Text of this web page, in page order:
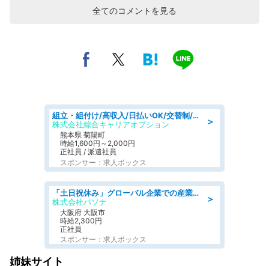
全てのコメントを見る
＞
組立・組付け/高収入/日払いOK/交替制/20・30・40代活躍中/製造 工場
株式会社綜合キャリアオプション
熊本県 菊陽町
時給1,600円～2,000円
正社員 / 派遣社員
スポンサー：求人ボックス
＞
「土日祝休み」グローバル企業での産業保健のお仕事/保健師/高時給/残業なし/服装自由/要資格:保健師
株式会社パソナ
大阪府 大阪市
時給2,300円
正社員
スポンサー：求人ボックス
姉妹サイト